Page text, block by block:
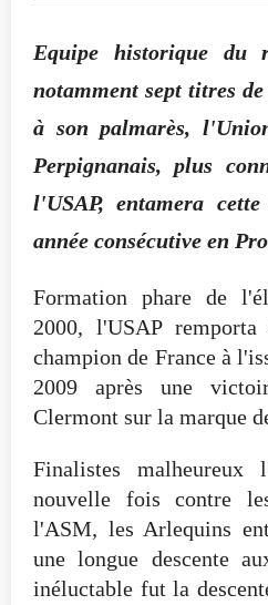
Equipe historique du
notamment sept titres
à son palmarès,
Perpignanais, plus
l'USAP, entamera
année consécutive en
Formation phare de
2000, l'USAP
champion de France à
2009 après une
Clermont sur la marque
Finalistes malheureux
nouvelle fois contre
l'ASM, les Arlequins
une longue descente
inéluctable fut la